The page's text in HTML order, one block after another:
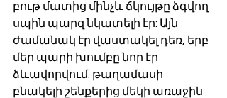
բութ մատից մինչև ճկույթը ձգվող
սպին պարզ նկատելի էր: Այն
ժամանակ էր վաստակել դեռ, երբ
մեր պարի խումբը նոր էր
ձևավորվում. թաղամասի
բնակելի շենքերից մեկի առաջին